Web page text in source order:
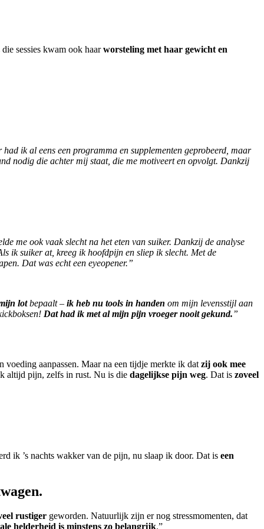
sessies kwam ook haarworsteling met haar gewicht en
ik al eens een programma en supplementen geprobeerd, maar
nodig die achter mij staat, die me motiveert en opvolgt. Dankzij
me ook vaak slecht na het eten van suiker. Dankzij de analyse
ik suiker at, kreeg ik hoofdpijn en sliep ik slecht. Met de
Dat was echt een eyeopener.”
lotbepaalt – ik heb nu tools in handen om mijn levensstijl aan
Dat had ik met al mijn pijn vroeger nooit gekund.”
voeding aanpassen. Maar na een tijdje merkte ik dat zij ook mee
altijd pijn, zelfs in rust. Nu is die dagelijkse pijn weg. Dat is zoveel
ik ’s nachts wakker van de pijn, nu slaap ik door. Dat is een
rustiger geworden. Natuurlijk zijn er nog stressmomenten, dat
helderheid is minstens zo belangrijk.”